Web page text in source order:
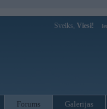
Sveiks, Viesi!
Forums Galerijas